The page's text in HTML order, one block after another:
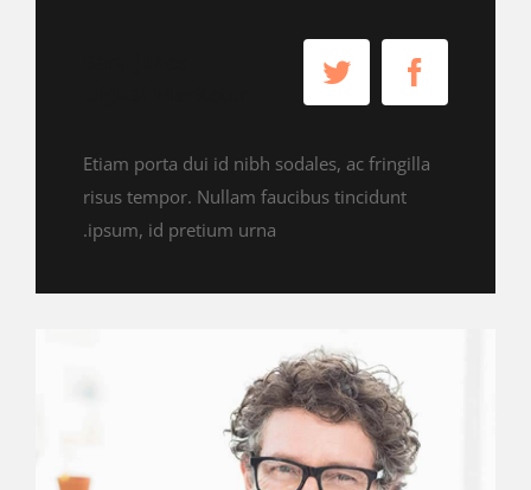
Etiam porta dui id nibh sodales, ac fringilla
risus tempor. Nullam faucibus tincidunt
ipsum, id pretium urna.